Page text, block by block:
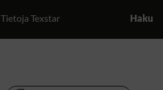
Tietoja Texstar Haku